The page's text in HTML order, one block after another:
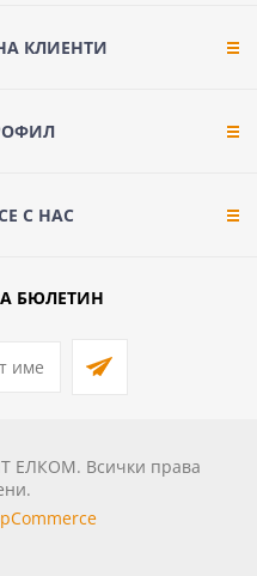
КЛИЕНТИ
С НАС
БЮЛЕТИН
ЕЛКОМ. Всички права